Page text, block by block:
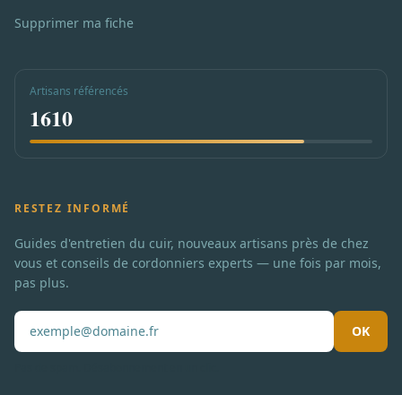
Supprimer ma fiche
Artisans référencés
1610
RESTEZ INFORMÉ
Guides d'entretien du cuir, nouveaux artisans près de chez
vous et conseils de cordonniers experts — une fois par mois,
pas plus.
OK